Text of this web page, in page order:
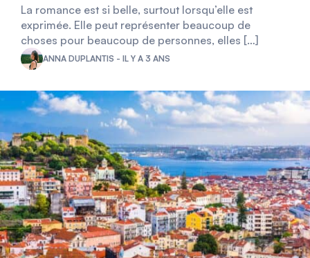
La romance est si belle, surtout lorsqu’elle est
exprimée. Elle peut représenter beaucoup de
choses pour beaucoup de personnes, elles […]
ANNA DUPLANTIS - IL Y A 3 ANS